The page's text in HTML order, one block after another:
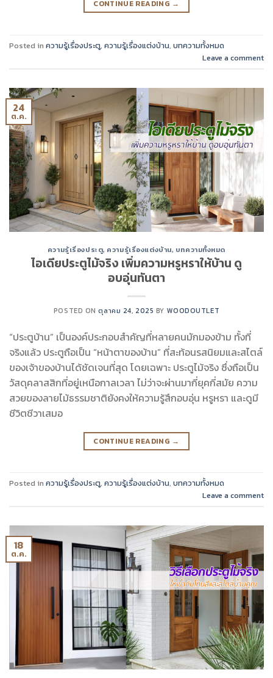
CONTINUE READING →
Posted in ความรู้เรื่องประตู, ความรู้เรื่องแต่งบ้าน, บทความทั้งหมด
Leave a comment
24
ต.ค.
ความรู้เรื่องประตู, ความรู้เรื่องแต่งบ้าน, บทความทั้งหมด
ไอเดียประตูไม้จริง เพิ่มความหรูหราให้บ้าน ดู
อบอุ่นทันตา
POSTED ONตุลาคม 24, 2025 BY WOODOUTLET
“ประตูบ้าน” เป็นองค์ประกอบสำคัญที่หลายคนมักมองข้าม ทั้งที่
จริงแล้ว ประตูถือเป็น “หน้าตาของบ้าน” ที่สะท้อนรสนิยมและสไตล์
ของเจ้าของบ้านได้ชัดเจนที่สุด โดยเฉพาะ ประตูไม้จริง ซึ่งถือเป็น
วัสดุคลาสสิกที่อยู่เหนือกาลเวลา ไม่ว่าจะผ่านมากี่ยุคกี่สมัย ความ
สวยของลายไม้ธรรมชาติยังคงให้ความรู้สึกอบอุ่น หรูหรา และดูมี
ชีวิตชีวาเสมอ
CONTINUE READING →
Posted in ความรู้เรื่องประตู, ความรู้เรื่องแต่งบ้าน, บทความทั้งหมด
Leave a comment
18
ต.ค.